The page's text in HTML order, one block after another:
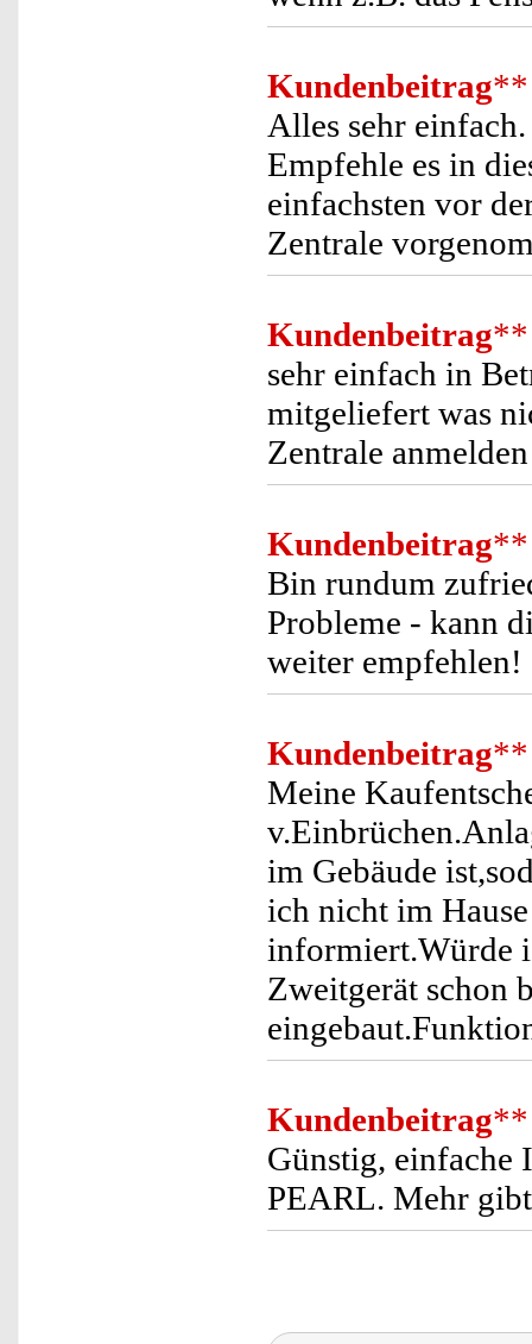
Kundenbeitrag**
Alles sehr
Empfehle es in
einfachsten vor
Zentrale
Kundenbeitrag**
sehr einfach in
mitgeliefert was
Zentrale
Kundenbeitrag**
Bin rundum
Probleme - kann
weiter empfehlen!
Kundenbeitrag**
Meine
im Gebäude
ich nicht im
informiert.Würde
Zweitgerät schon
Kundenbeitrag**
Günstig, einfache
PEARL. Mehr